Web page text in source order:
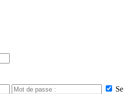
Se